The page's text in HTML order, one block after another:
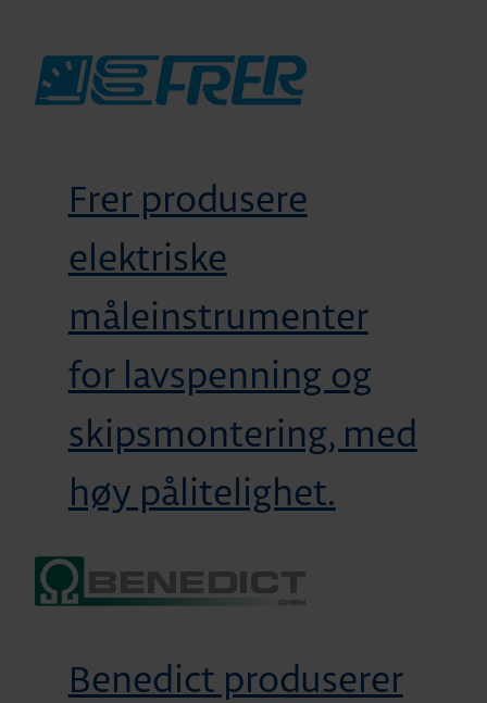
Frer produsere
elektriske
måleinstrumenter
for lavspenning og
skipsmontering, med
høy pålitelighet.
Benedict produserer